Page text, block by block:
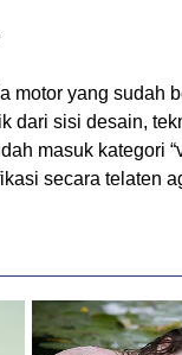
motor yang sudah
dari sisi desain,
masuk kategori
secara telaten